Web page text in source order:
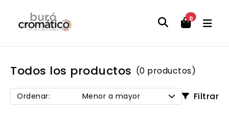
0
Todos los productos (0 productos)
Ordenar: Menor a mayor Filtrar